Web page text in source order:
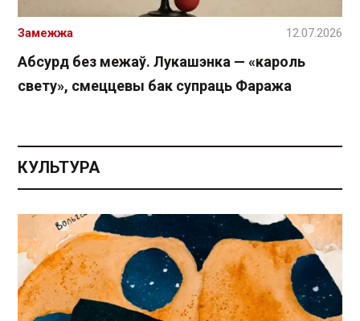
Абсурд без межаў. Лукашэнка — «кароль
свету», смеццевы бак супраць Фаража
Замежжа 12.07.2026
КУЛЬТУРА